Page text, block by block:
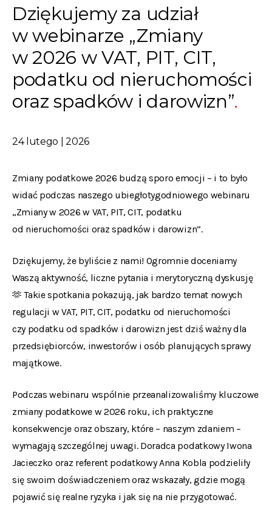
Dziękujemy za udział
w webinarze „Zmiany
w 2026 w VAT, PIT, CIT,
podatku od nieruchomości
oraz spadków i darowizn”
24 lutego | 2026
Zmiany podatkowe 2026 budzą sporo emocji – i to było
widać podczas naszego ubiegłotygodniowego webinaru
„Zmiany w 2026 w VAT, PIT, CIT, podatku
od nieruchomości oraz spadków i darowizn”.
Dziękujemy, że byliście z nami! Ogromnie doceniamy
Waszą aktywność, liczne pytania i merytoryczną dyskusję
🫶 Takie spotkania pokazują, jak bardzo temat nowych
regulacji w VAT, PIT, CIT, podatku od nieruchomości
czy podatku od spadków i darowizn jest dziś ważny dla
przedsiębiorców, inwestorów i osób planujących sprawy
majątkowe.
Podczas webinaru wspólnie przeanalizowaliśmy kluczowe
zmiany podatkowe w 2026 roku, ich praktyczne
konsekwencje oraz obszary, które – naszym zdaniem –
wymagają szczególnej uwagi. Doradca podatkowy Iwona
Jacieczko oraz referent podatkowy Anna Kobla podzieliły
się swoim doświadczeniem oraz wskazały, gdzie mogą
pojawić się realne ryzyka i jak się na nie przygotować.